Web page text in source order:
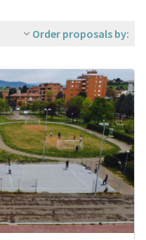
Order proposals by: